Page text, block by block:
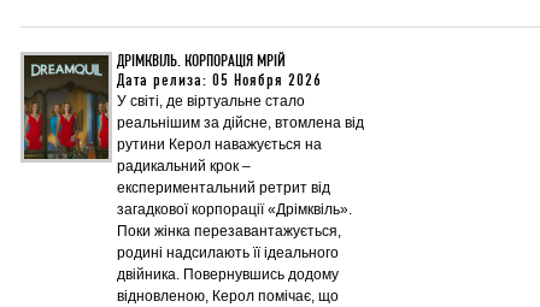
ДРІМКВІЛЬ. КОРПОРАЦІЯ МРІЙ
Дата релиза: 05 Ноября 2026
У світі, де віртуальне стало
реальнішим за дійсне, втомлена від
рутини Керол наважується на
радикальний крок –
експериментальний ретрит від
загадкової корпорації «Дрімквіль».
Поки жінка перезавантажується,
родині надсилають її ідеального
двійника. Повернувшись додому
відновленою, Керол помічає, що